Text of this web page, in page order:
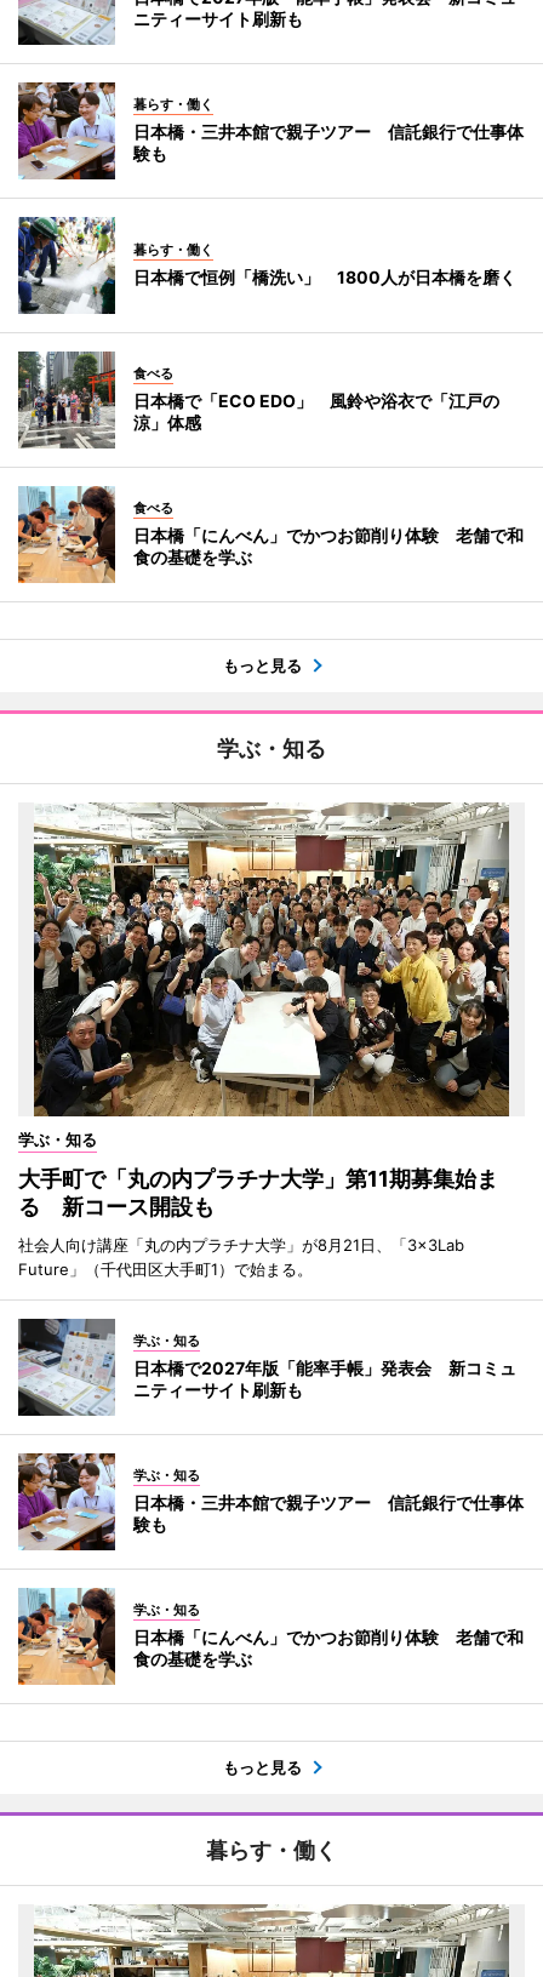
ニティーサイト刷新も
暮らす・働く
日本橋・三井本館で親子ツアー 信託銀行で仕事体
験も
暮らす・働く
日本橋で恒例「橋洗い」 1800人が日本橋を磨く
食べる
日本橋で「ECO EDO」 風鈴や浴衣で「江戸の
涼」体感
食べる
日本橋「にんべん」でかつお節削り体験 老舗で和
食の基礎を学ぶ
もっと見る
学ぶ・知る
学ぶ・知る
大手町で「丸の内プラチナ大学」第11期募集始ま
る 新コース開設も
社会人向け講座「丸の内プラチナ大学」が8月21日、「3×3Lab
Future」（千代田区大手町1）で始まる。
学ぶ・知る
日本橋で2027年版「能率手帳」発表会 新コミュ
ニティーサイト刷新も
学ぶ・知る
日本橋・三井本館で親子ツアー 信託銀行で仕事体
験も
学ぶ・知る
日本橋「にんべん」でかつお節削り体験 老舗で和
食の基礎を学ぶ
もっと見る
暮らす・働く